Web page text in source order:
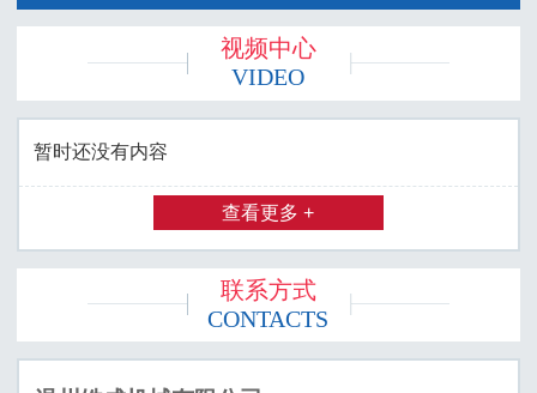
视频中心
VIDEO
暂时还没有内容
查看更多 +
联系方式
CONTACTS